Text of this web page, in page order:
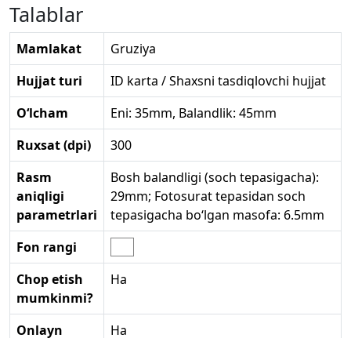
Talablar
Mamlakat
Gruziya
Hujjat turi
ID karta / Shaxsni tasdiqlovchi hujjat
O‘lcham
Eni: 35mm, Balandlik: 45mm
Ruxsat (dpi)
300
Rasm
aniqligi
parametrlari
Bosh balandligi (soch tepasigacha):
29mm; Fotosurat tepasidan soch
tepasigacha bo‘lgan masofa: 6.5mm
Fon rangi
Chop etish
mumkinmi?
Ha
Onlayn
Ha